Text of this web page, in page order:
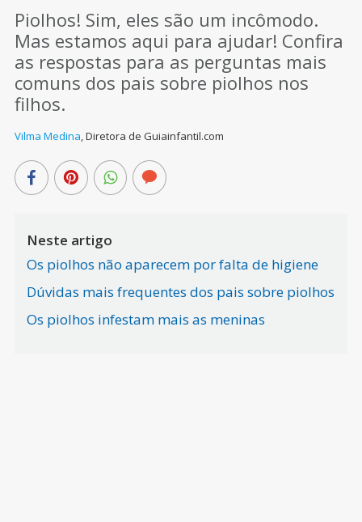
Piolhos! Sim, eles são um incômodo.
Mas estamos aqui para ajudar! Confira
as respostas para as perguntas mais
comuns dos pais sobre piolhos nos
filhos.
Vilma Medina,Diretora de Guiainfantil.com
Neste artigo
Os piolhos não aparecem por falta de higiene
Dúvidas mais frequentes dos pais sobre piolhos
Os piolhos infestam mais as meninas